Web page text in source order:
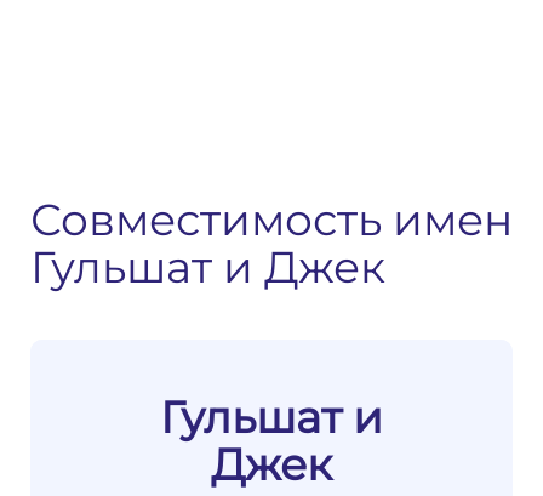
Совместимость имен
Гульшат и Джек
Гульшат и
Джек